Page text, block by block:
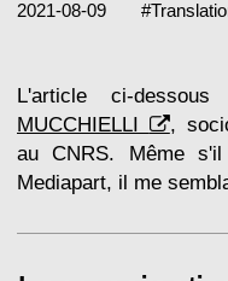
2021-08-09 #
L'article ci-
MUCCHIELLI
,
au CNRS. Même
Mediapart, il me